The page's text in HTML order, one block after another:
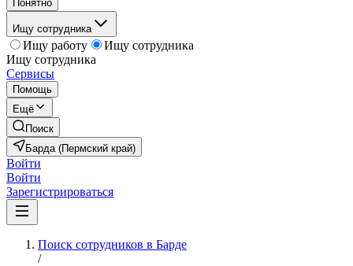
Понятно
Ищу сотрудника
Ищу работу
Ищу сотрудника
Ищу сотрудника
Сервисы
Помощь
Ещё
Поиск
Барда (Пермский край)
Войти
Войти
Зарегистрироваться
Поиск сотрудников в Барде
/